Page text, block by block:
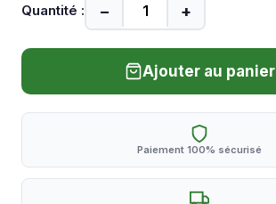
Quantité : − +
Ajouter au panier
Paiement 100% sécurisé